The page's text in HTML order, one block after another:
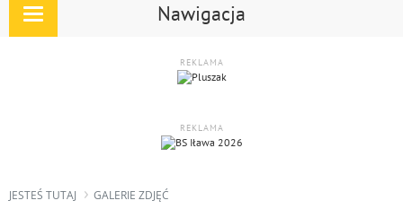
Nawigacja
Rozwiń
REKLAMA
REKLAMA
JESTEŚ TUTAJ GALERIE ZDJĘĆ